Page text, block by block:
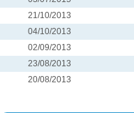
21/10/2013
04/10/2013
02/09/2013
23/08/2013
20/08/2013